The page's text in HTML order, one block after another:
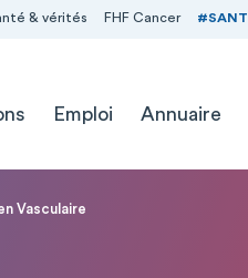
& vérités FHF Cancer
Emploi Annuaire
Vasculaire